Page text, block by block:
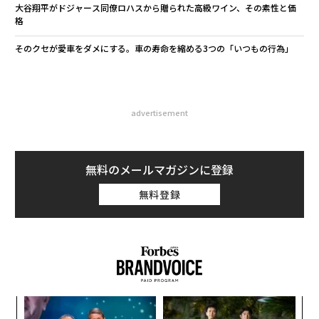
大谷翔平がドジャース同僚ロハスから贈られた高級ワイン、その素性と価
格
そのクセが愛車をダメにする。車の寿命を縮める3つの「いつもの行為」
advertisement
無料のメールマガジンに登録
無料登録